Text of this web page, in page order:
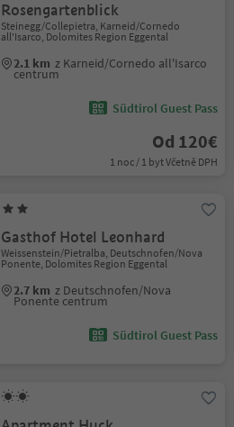
Rosengartenblick
Steinegg/Collepietra, Karneid/Cornedo
all'Isarco, Dolomites Region Eggental
2.1 km z Karneid/Cornedo all'Isarco
centrum
Südtirol Guest Pass
Od 120€
1 noc / 1 byt Včetně DPH
Gasthof Hotel Leonhard
Weissenstein/Pietralba, Deutschnofen/Nova
Ponente, Dolomites Region Eggental
2.7 km z Deutschnofen/Nova
Ponente centrum
Südtirol Guest Pass